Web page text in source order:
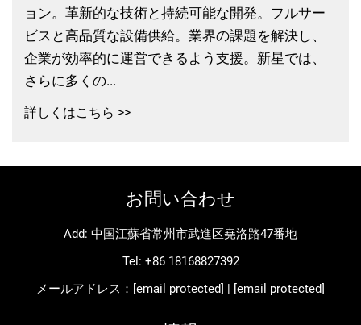
ョン。革新的な技術と持続可能な開発。フルサー
ビスと高品質な設備供給。業界の課題を解決し、
企業が効率的に運営できるよう支援。新星では、
さらに多くの...
詳しくはこちら >>
お問い合わせ
Add: 中国江蘇省常州市武進区堯洛路47番地
Tel: +86 18168827392
メールアドレス： [email protected] [email protected]